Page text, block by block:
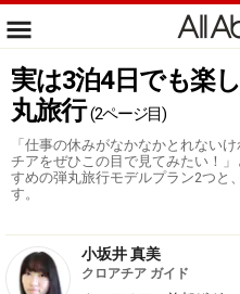
実は3泊4日でも楽
丸旅行 (2ページ目)
「仕事の休みがなかなかとれない
チアをぜひこの目で見てみたい！
すめの弾丸旅行モデルプラン2つと
す。
小坂井 真美
クロアチア ガイド